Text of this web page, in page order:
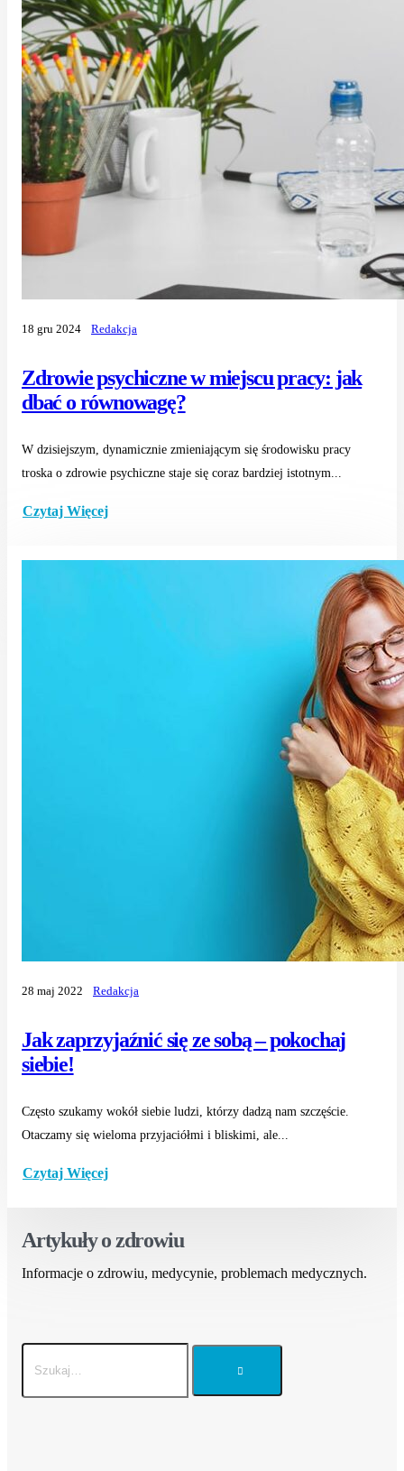
Zdrowie psychiczne w miejscu pracy: jak
dbać o równowagę?
18 gru 2024 Redakcja
W dzisiejszym, dynamicznie zmieniającym się środowisku pracy
troska o zdrowie psychiczne staje się coraz bardziej istotnym...
Czytaj Więcej
Jak zaprzyjaźnić się ze sobą – pokochaj
siebie!
28 maj 2022 Redakcja
Często szukamy wokół siebie ludzi, którzy dadzą nam szczęście.
Otaczamy się wieloma przyjaciółmi i bliskimi, ale...
Czytaj Więcej
Artykuły o zdrowiu
Informacje o zdrowiu, medycynie, problemach medycznych.